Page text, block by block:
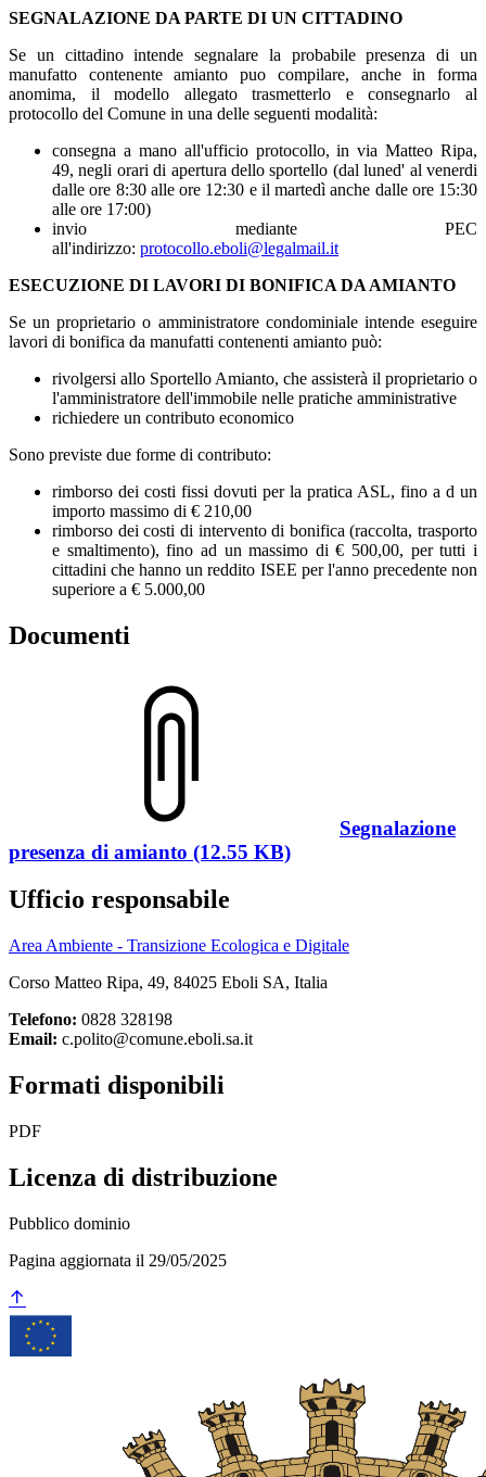
SEGNALAZIONE DA PARTE DI UN CITTADINO
Se un cittadino intende segnalare la probabile presenza di un
manufatto contenente amianto puo compilare, anche in forma
anomima, il modello allegato trasmetterlo e consegnarlo al
protocollo del Comune in una delle seguenti modalità:
consegna a mano all'ufficio protocollo, in via Matteo Ripa,
49, negli orari di apertura dello sportello (dal luned' al venerdi
dalle ore 8:30 alle ore 12:30 e il martedì anche dalle ore 15:30
alle ore 17:00)
invio mediante PEC
all'indirizzo: protocollo.eboli@legalmail.it
ESECUZIONE DI LAVORI DI BONIFICA DA AMIANTO
Se un proprietario o amministratore condominiale intende eseguire
lavori di bonifica da manufatti contenenti amianto può:
rivolgersi allo Sportello Amianto, che assisterà il proprietario o
l'amministratore dell'immobile nelle pratiche amministrative
richiedere un contributo economico
Sono previste due forme di contributo:
rimborso dei costi fissi dovuti per la pratica ASL, fino a d un
importo massimo di € 210,00
rimborso dei costi di intervento di bonifica (raccolta, trasporto
e smaltimento), fino ad un massimo di € 500,00, per tutti i
cittadini che hanno un reddito ISEE per l'anno precedente non
superiore a € 5.000,00
Documenti
Segnalazione
presenza di amianto (12.55 KB)
Ufficio responsabile
Area Ambiente - Transizione Ecologica e Digitale
Corso Matteo Ripa, 49, 84025 Eboli SA, Italia
Telefono: 0828 328198
Email: c.polito@comune.eboli.sa.it
Formati disponibili
PDF
Licenza di distribuzione
Pubblico dominio
Pagina aggiornata il 29/05/2025